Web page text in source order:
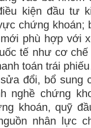
kiện đầu tư
chứng khoán;
phù hợp với
tế như cơ
toán trái
đổi, bổ sung
nghề chứng
khoán, quỹ
nhân lực